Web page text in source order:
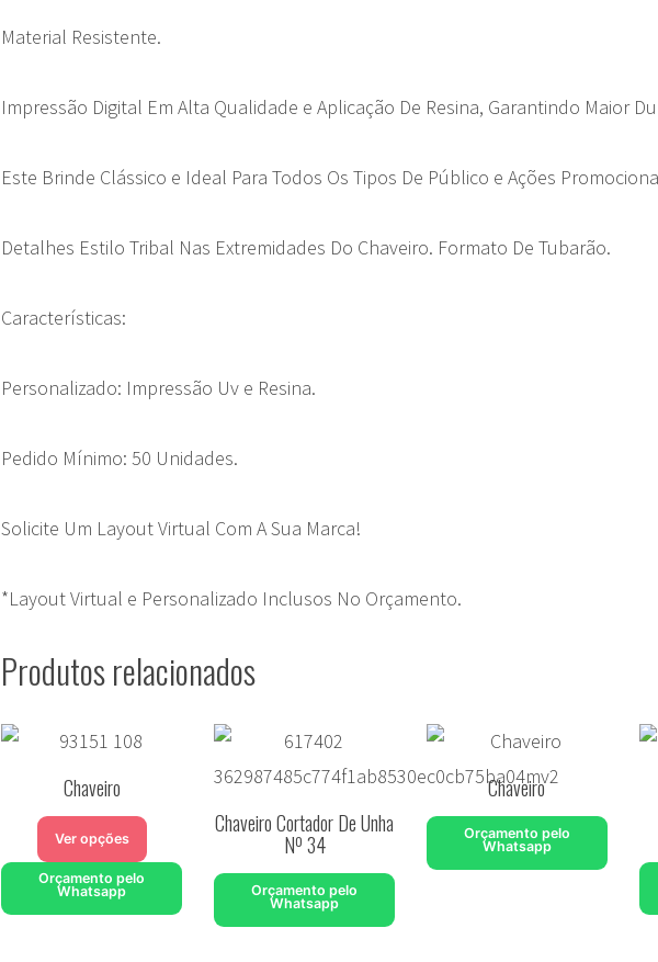
Material Resistente.
Impressão Digital Em Alta Qualidade e Aplicação De Resina, Garantindo Maior
Este Brinde Clássico e Ideal Para Todos Os Tipos De Público e Ações
Detalhes Estilo Tribal Nas Extremidades Do Chaveiro. Formato De Tubarão.
Características:
Personalizado: Impressão Uv e Resina.
Pedido Mínimo: 50 Unidades.
Solicite Um Layout Virtual Com A Sua Marca!
*Layout Virtual e Personalizado Inclusos No Orçamento.
Produtos relacionados
Chaveiro
Ver opções
Orçamento pelo
Whatsapp
Chaveiro Cortador De Unha
Nº 34
Orçamento pelo
Whatsapp
Chaveiro
Orçamento pelo
Whatsapp